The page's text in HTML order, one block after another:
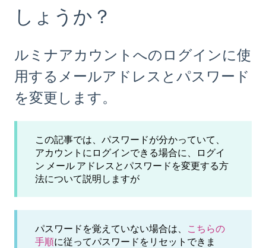
しょうか？
ルミナアカウントへのログインに使
用するメールアドレスとパスワード
を変更します。
この記事では、パスワードが分かっていて、
アカウントにログインできる場合に、ログイ
ン メール アドレスとパスワードを変更する方
法について説明しますが
パスワードを覚えていない場合は、
こちらの
手順に従ってパスワードをリセットできま